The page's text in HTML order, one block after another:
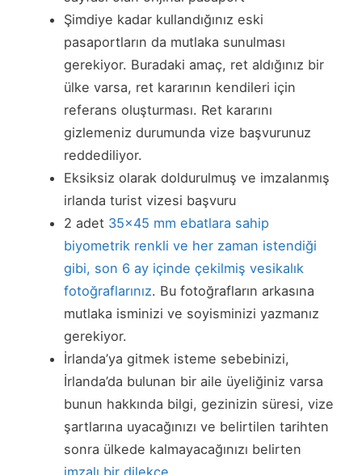
Şimdiye kadar kullandığınız eski
pasaportların da mutlaka sunulması
gerekiyor. Buradaki amaç, ret aldığınız bir
ülke varsa, ret kararının kendileri için
referans oluşturması. Ret kararını
gizlemeniz durumunda vize başvurunuz
reddediliyor.
Eksiksiz olarak doldurulmuş ve imzalanmış
irlanda turist vizesi başvuru
2 adet 35×45 mm ebatlara sahip
biyometrik renkli ve her zaman istendiği
gibi, son 6 ay içinde çekilmiş vesikalık
fotoğraflarınız. Bu fotoğrafların arkasına
mutlaka isminizi ve soyisminizi yazmanız
gerekiyor.
İrlanda’ya gitmek isteme sebebinizi,
İrlanda’da bulunan bir aile üyeliğiniz varsa
bunun hakkında bilgi, gezinizin süresi, vize
şartlarına uyacağınızı ve belirtilen tarihten
sonra ülkede kalmayacağınızı belirten
imzalı bir dilekçe.